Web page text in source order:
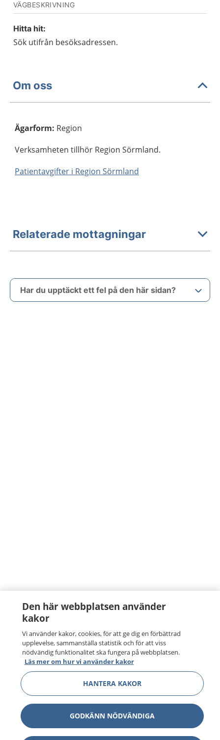
VÄGBESKRIVNING
Hitta hit:
Sök utifrån besöksadressen.
Om oss
Ägarform: Region
Verksamheten tillhör Region Sörmland.
Patientavgifter i Region Sörmland
Relaterade mottagningar
Har du upptäckt ett fel på den här sidan?
Den här webbplatsen använder
kakor
Vi använder kakor, cookies, för att ge dig en förbättrad
upplevelse, sammanställa statistik och för att viss
nödvändig funktionalitet ska fungera på webbplatsen.
Läs mer om hur vi använder kakor
HANTERA KAKOR
GODKÄNN NÖDVÄNDIGA